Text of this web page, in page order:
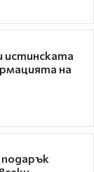
истинската
на